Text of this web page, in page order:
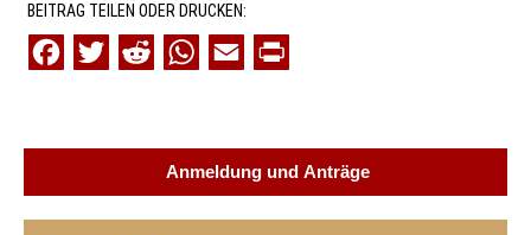
BEITRAG TEILEN ODER DRUCKEN:
b
t
i
W
s
l
t
Anmeldung und Anträge